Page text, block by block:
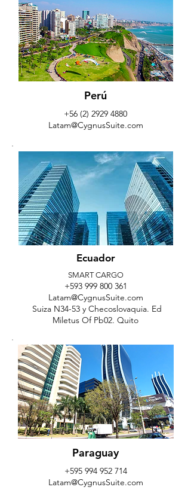
Perú
+56 (2) 2929 4880
Latam@CygnusSuite.com
Ecuador
SMART CARGO
+593 999 800 361
Latam@CygnusSuite.com
Suiza N34-53 y Checoslovaquia. Ed
Miletus Of Pb02. Quito
Paraguay
+595 994 952 714
Latam@CygnusSuite.com